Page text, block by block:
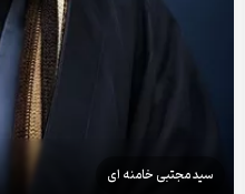
سید مجتبی خامنه ای